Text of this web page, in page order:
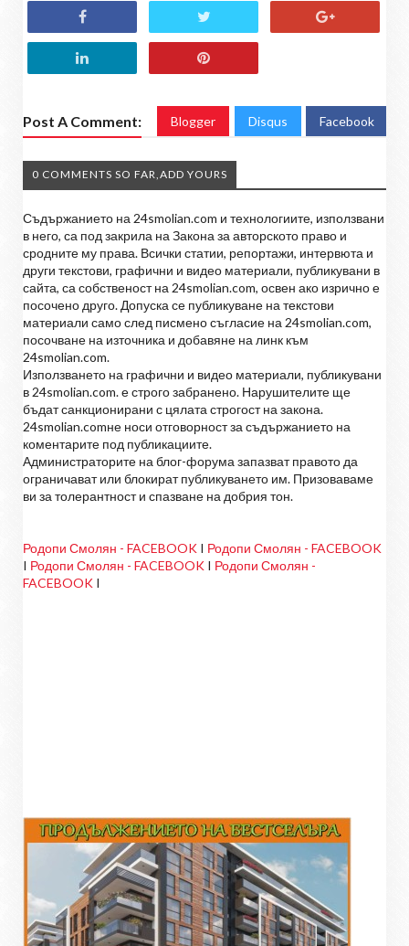
Post A Comment: Blogger Disqus Facebook
0 COMMENTS SO FAR,ADD YOURS
Съдържанието на 24smolian.com и технологиите, използвани
в него, са под закрила на Закона за авторското право и
сродните му права. Всички статии, репортажи, интервюта и
други текстови, графични и видео материали, публикувани в
сайта, са собственост на 24smolian.com, освен ако изрично е
посочено друго. Допуска се публикуване на текстови
материали само след писмено съгласие на 24smolian.com,
посочване на източника и добавяне на линк към
24smolian.com.
Използването на графични и видео материали, публикувани
в 24smolian.com. е строго забранено. Нарушителите ще
бъдат санкционирани с цялата строгост на закона.
24smolian.comне носи отговорност за съдържанието на
коментарите под публикациите.
Администраторите на блог-форума запазват правото да
ограничават или блокират публикуването им. Призоваваме
ви за толерантност и спазване на добрия тон.
Родопи Смолян - FACEBOOK I Родопи Смолян - FACEBOOK
I Родопи Смолян - FACEBOOK I Родопи Смолян -
FACEBOOK I